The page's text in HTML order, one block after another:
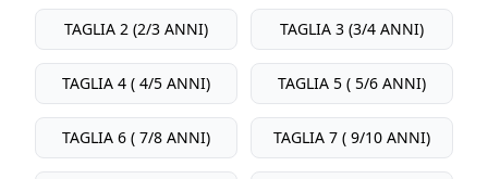
Taglia bambino
TAGLIA 2 (2/3 ANNI) TAGLIA 3 (3/4 ANNI)
TAGLIA 4 ( 4/5 ANNI) TAGLIA 5 ( 5/6 ANNI)
TAGLIA 6 ( 7/8 ANNI) TAGLIA 7 ( 9/10 ANNI)